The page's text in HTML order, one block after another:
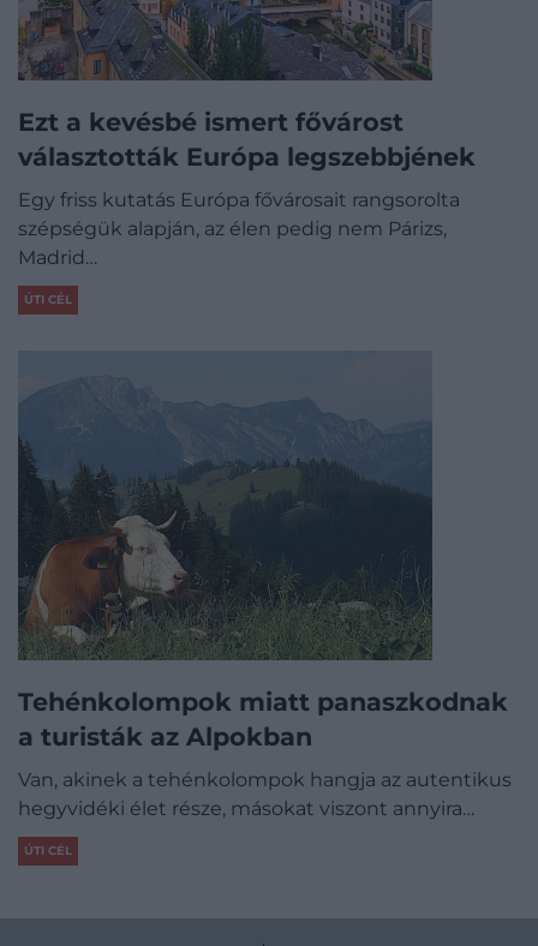
Ezt a kevésbé ismert fővárost
választották Európa legszebbjének
Egy friss kutatás Európa fővárosait rangsorolta
szépségük alapján, az élen pedig nem Párizs,
Madrid…
ÚTI CÉL
Tehénkolompok miatt panaszkodnak
a turisták az Alpokban
Van, akinek a tehénkolompok hangja az autentikus
hegyvidéki élet része, másokat viszont annyira…
ÚTI CÉL